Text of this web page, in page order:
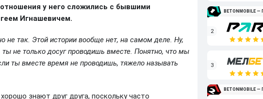
у него сложились с бывшими
Игнашевичем.
не так. Этой истории вообще нет, на самом деле. Ну,
не только досуг проводишь вместе. Понятно, что мы
ты вместе время не проводишь, тяжело называть
знают друг друга, поскольку часто
BETONMOBILE
2
3
BETONMOBILE